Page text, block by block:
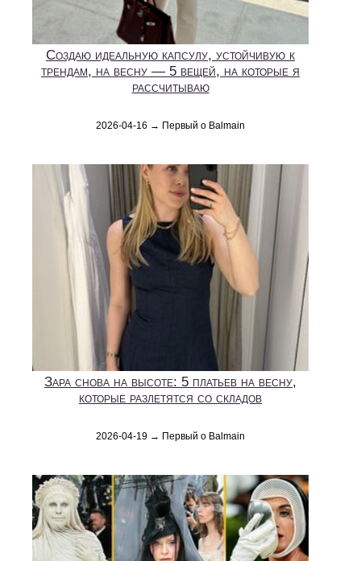
Создаю идеальную капсулу, устойчивую к
трендам, на весну — 5 вещей, на которые я
рассчитываю
2026-04-16 → Первый о Balmain
Зара снова на высоте: 5 платьев на весну,
которые разлетятся со складов
2026-04-19 → Первый о Balmain